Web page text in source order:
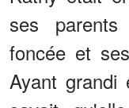
ses
foncée et
Ayant grandi